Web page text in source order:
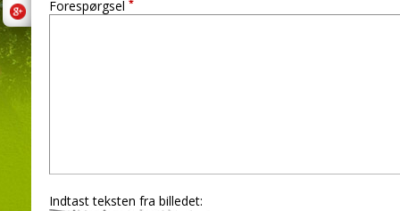
Forespørgsel *
Indtast teksten fra billedet: